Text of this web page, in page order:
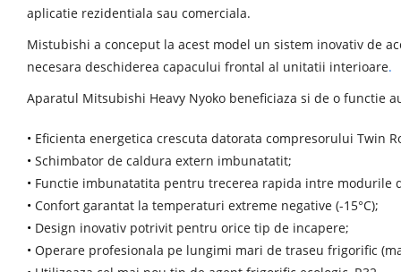
aplicatie rezidentiala sau comerciala.
Mistubishi a conceput la acest model un sistem inovativ de
necesara deschiderea capacului frontal al unitatii interioare.
Aparatul Mitsubishi Heavy Nyoko beneficiaza si de o functie
• Eficienta energetica crescuta datorata compresorului Twin
• Schimbator de caldura extern imbunatatit;
• Functie imbunatatita pentru trecerea rapida intre modurile
• Confort garantat la temperaturi extreme negative (-15°C);
• Design inovativ potrivit pentru orice tip de incapere;
• Operare profesionala pe lungimi mari de traseu frigorific